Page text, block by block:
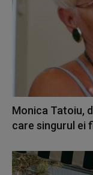
Monica Tatoiu,
care singurul ei